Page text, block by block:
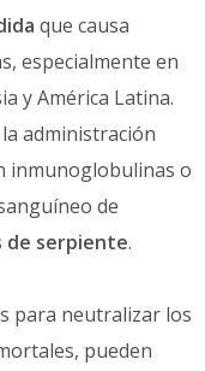
que causa
especialmente en
y América Latina.
administración
inmunoglobulinas o
de
de serpiente.
para neutralizar los
pueden